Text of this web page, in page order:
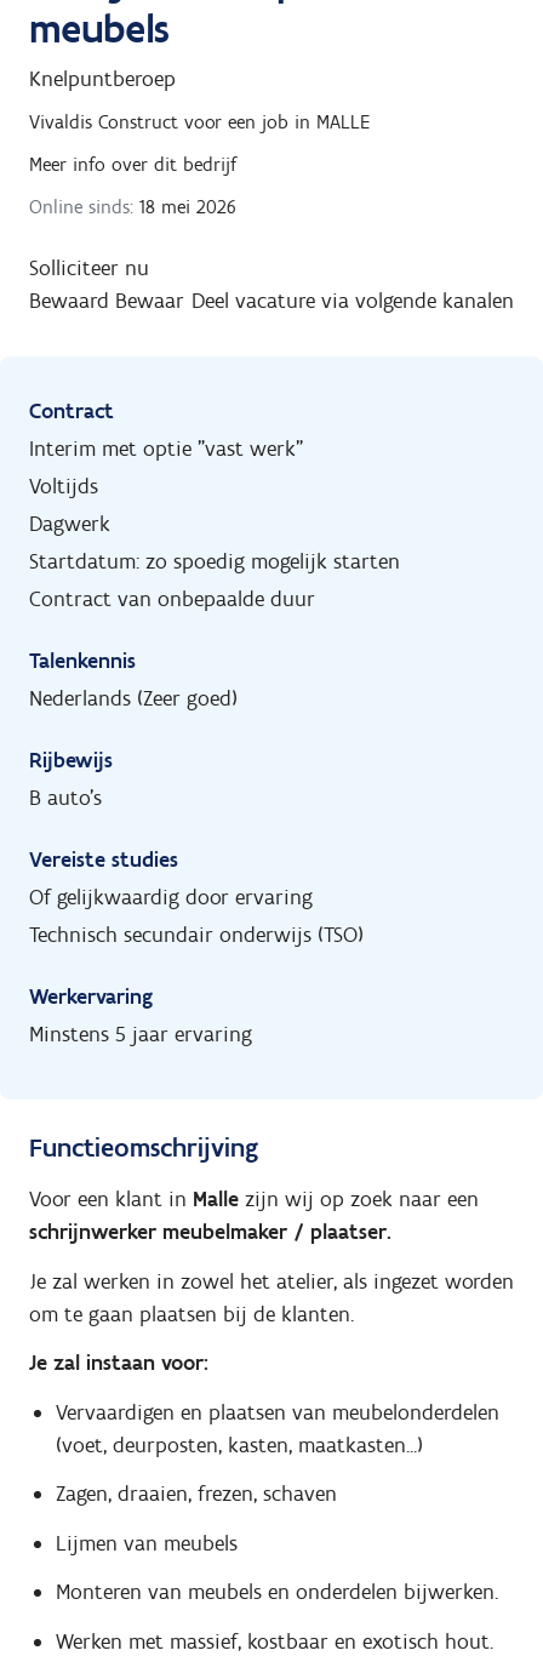
meubels
Knelpuntberoep
Vivaldis Construct voor een job in MALLE
Meer info over dit bedrijf
Online sinds: 18 mei 2026
Solliciteer nu
Bewaard Bewaar Deel vacature via volgende kanalen
Contract
Interim met optie "vast werk"
Voltijds
Dagwerk
Startdatum: zo spoedig mogelijk starten
Contract van onbepaalde duur
Talenkennis
Nederlands (Zeer goed)
Rijbewijs
B auto's
Vereiste studies
Of gelijkwaardig door ervaring
Technisch secundair onderwijs (TSO)
Werkervaring
Minstens 5 jaar ervaring
Functieomschrijving
Voor een klant in Malle zijn wij op zoek naar een
schrijnwerker meubelmaker / plaatser.
Je zal werken in zowel het atelier, als ingezet worden
om te gaan plaatsen bij de klanten.
Je zal instaan voor:
Vervaardigen en plaatsen van meubelonderdelen
(voet, deurposten, kasten, maatkasten...)
Zagen, draaien, frezen, schaven
Lijmen van meubels
Monteren van meubels en onderdelen bijwerken.
Werken met massief, kostbaar en exotisch hout.